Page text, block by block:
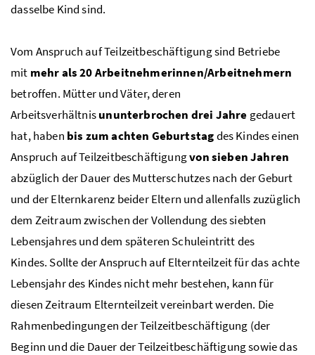
dasselbe Kind sind.
Vom Anspruch auf Teilzeitbeschäftigung sind Betriebe
mit mehr als 20 Arbeitnehmerinnen/Arbeitnehmern
betroffen. Mütter und Väter, deren
Arbeitsverhältnisununterbrochen drei Jahre gedauert
hat, haben bis zum achten Geburtstagdes Kindes einen
Anspruch auf Teilzeitbeschäftigungvon sieben Jahren
abzüglich der Dauer des Mutterschutzes nach der Geburt
und der Elternkarenz beider Eltern und allenfalls zuzüglich
dem Zeitraum zwischen der Vollendung des siebten
Lebensjahres und dem späteren Schuleintritt des
Kindes. Sollte der Anspruch auf Elternteilzeit für das achte
Lebensjahr des Kindes nicht mehr bestehen, kann für
diesen Zeitraum Elternteilzeit vereinbart werden. Die
Rahmenbedingungen der Teilzeitbeschäftigung (der
Beginn und die Dauer der Teilzeitbeschäftigung sowie das